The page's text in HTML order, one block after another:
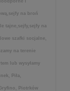
na broń
tajne,sejfy,sejfy na
szafki socjalne,
na terenie
lub wysyłamy
Piła,
Piotrków